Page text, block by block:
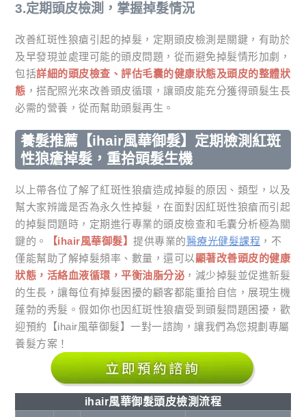
3.定期頭皮檢測，掌握掉髮情況
改善紅斑性狼瘡引起的掉髮，定期頭皮檢測是關鍵，有助於
及早發現並處理可能的頭皮問題，從而避免掉髮情形加劇，
包括詳細的頭皮檢查、評估毛囊的健康狀態及頭皮的整體狀
態 ，搭配照光來改善頭皮循環，讓頭皮能充分獲得頭髮生長
必需的營養，從而幫助頭髮再生。
養髮推薦【ihair風華御髮】定期檢測紅斑
性狼瘡掉髮，重拾頭髮生機
以上帶各位了解了紅斑性狼瘡造成掉髮的原因、類型，以及
幫大家辨識是否為永久性掉髮，在面對因紅斑性狼瘡而引起
的掉髮問題時，定期進行專業的頭皮檢查和毛囊分析極為關
鍵的。
【ihair風華御髮】 提供專業的醫療光健髮課程 ，不
僅能幫助了解掉髮頻率、數量，還可以顯著改善頭皮的健康
狀態，活絡血液循環，平衡油脂分泌 ，減少掉髮並促進新髮
的生長，讓每位有掉髮困擾的顧客都能重拾自信，展現生機
蓬勃的秀髮。假如你也因紅斑性狼瘡受到頭髮問題困擾，歡
迎預約【ihair風華御髮】一對一諮詢，讓我們為您規劃專屬
養髮方案！
ihair風華御髮頭皮檢測流程